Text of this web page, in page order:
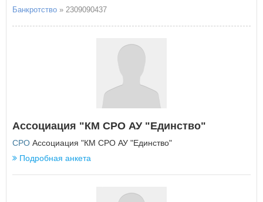
В
Волгоградская область
З
Забайкальский край
Банкротство » 2309090437
Ассоциация "КМ СРО АУ "Единство"
СРО Ассоциация "КМ СРО АУ "Единство"
Подробная анкета